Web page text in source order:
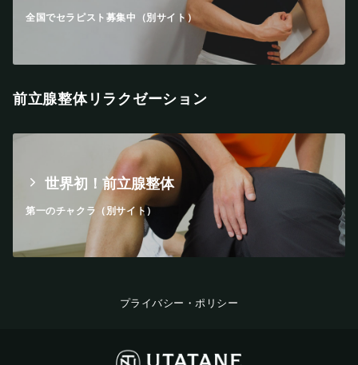
全国でセラピスト募集中（別サイト）
前立腺整体リラクゼーション
世界初！前立腺整体
第一のチャクラ（別サイト）
プライバシー・ポリシー